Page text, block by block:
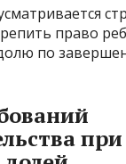
право
по
при